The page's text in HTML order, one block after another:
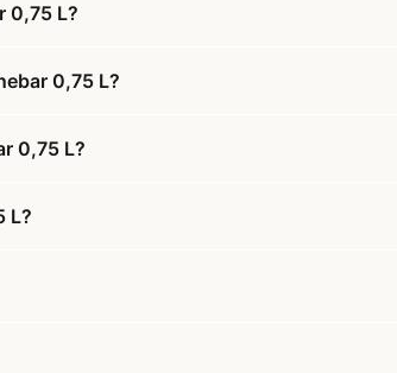
0,75 L?
0,75 L?
0,75 L?
L?